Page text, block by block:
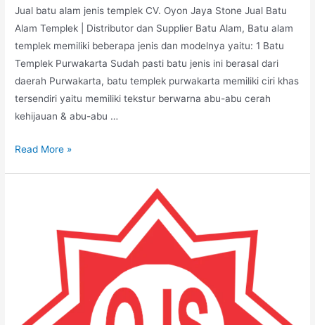
Jual batu alam jenis templek CV. Oyon Jaya Stone Jual Batu
Alam Templek | Distributor dan Supplier Batu Alam, Batu alam
templek memiliki beberapa jenis dan modelnya yaitu: 1 Batu
Templek Purwakarta Sudah pasti batu jenis ini berasal dari
daerah Purwakarta, batu templek purwakarta memiliki ciri khas
tersendiri yaitu memiliki tekstur berwarna abu-abu cerah
kehijauan & abu-abu …
Jual
Distributor
Read More »